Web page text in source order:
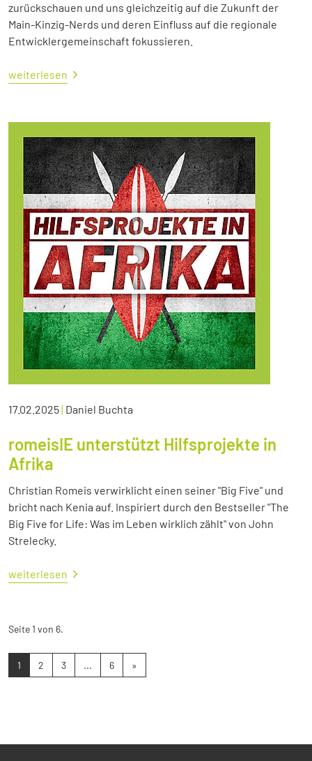
zurückschauen und uns gleichzeitig auf die Zukunft der
Main-Kinzig-Nerds und deren Einfluss auf die regionale
Entwicklergemeinschaft fokussieren.
weiterlesen
17.02.2025| Daniel Buchta
romeisIE unterstützt Hilfsprojekte in
Afrika
Christian Romeis verwirklicht einen seiner "Big Five" und
bricht nach Kenia auf. Inspiriert durch den Bestseller "The
Big Five for Life: Was im Leben wirklich zählt" von John
Strelecky.
weiterlesen
Seite 1 von 6.
1 2 3 ... 6 »